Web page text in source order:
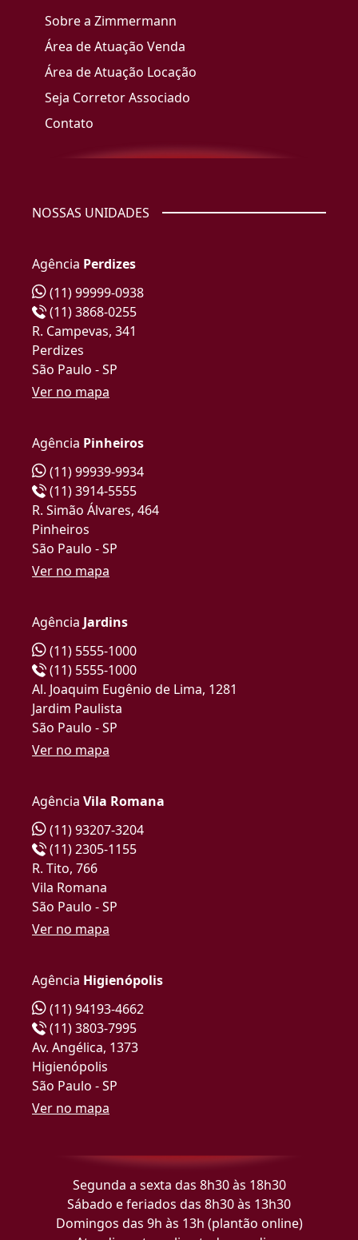
Sobre a Zimmermann
Área de Atuação Venda
Área de Atuação Locação
Seja Corretor Associado
Contato
NOSSAS UNIDADES
Agência Perdizes
(11) 99999-0938
(11) 3868-0255
R. Campevas, 341
Perdizes
São Paulo - SP
Ver no mapa
Agência Pinheiros
(11) 99939-9934
(11) 3914-5555
R. Simão Álvares, 464
Pinheiros
São Paulo - SP
Ver no mapa
Agência Jardins
(11) 5555-1000
(11) 5555-1000
Al. Joaquim Eugênio de Lima, 1281
Jardim Paulista
São Paulo - SP
Ver no mapa
Agência Vila Romana
(11) 93207-3204
(11) 2305-1155
R. Tito, 766
Vila Romana
São Paulo - SP
Ver no mapa
Agência Higienópolis
(11) 94193-4662
(11) 3803-7995
Av. Angélica, 1373
Higienópolis
São Paulo - SP
Ver no mapa
Segunda a sexta das 8h30 às 18h30
Sábado e feriados das 8h30 às 13h30
Domingos das 9h às 13h (plantão online)